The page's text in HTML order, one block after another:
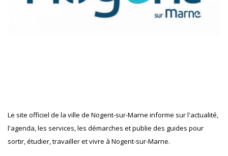
Le site officiel de la ville de Nogent-sur-Marne informe sur l'actualité,
l'agenda, les services, les démarches et publie des guides pour
sortir, étudier, travailler et vivre à Nogent-sur-Marne.